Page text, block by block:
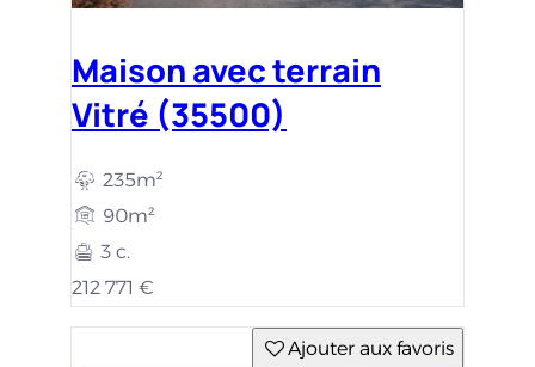
Maison avec terrain
Vitré (35500)
235m²
90m²
3 c.
212 771 €
Ajouter aux favoris